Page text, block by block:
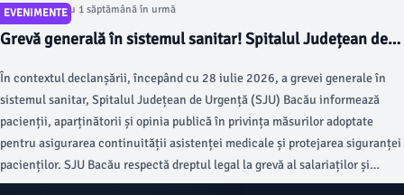
EVENIMENTE
Articol postat cu 1 săptămână în urmă
Grevă generală în sistemul sanitar! Spitalul Județean de
medicale esențiale
În contextul declanșării, începând cu 28 iulie 2026, a grevei generale în
sistemul sanitar, Spitalul Județean de Urgență (SJU) Bacău informează
pacienții, aparținătorii și opinia publică în privința măsurilor adoptate
pentru asigurarea continuității asistenței medicale și protejarea siguranței
pacienților. SJU Bacău respectă dreptul legal la grevă al salariaților și
dreptul acestora de a participa la acțiunile sindicale organizate în